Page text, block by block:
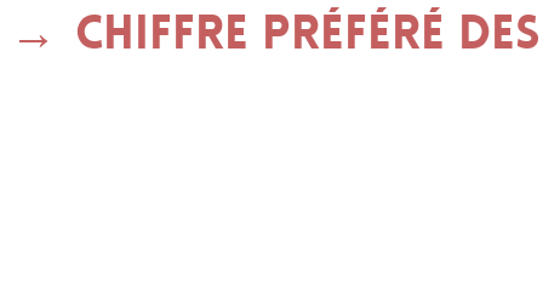
Chiffre préféré des